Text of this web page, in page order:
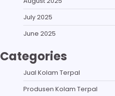
July 2025
June 2025
Categories
Jual Kolam Terpal
Produsen Kolam Terpal